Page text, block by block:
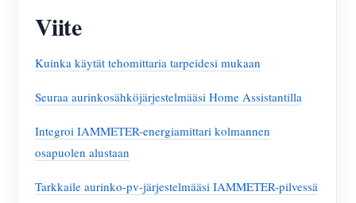
Viite
Kuinka käytät tehomittaria tarpeidesi mukaan
Seuraa aurinkosähköjärjestelmääsi Home Assistantilla
Integroi IAMMETER-energiamittari kolmannen
osapuolen alustaan
Tarkkaile aurinko-pv-järjestelmääsi IAMMETER-pilvessä